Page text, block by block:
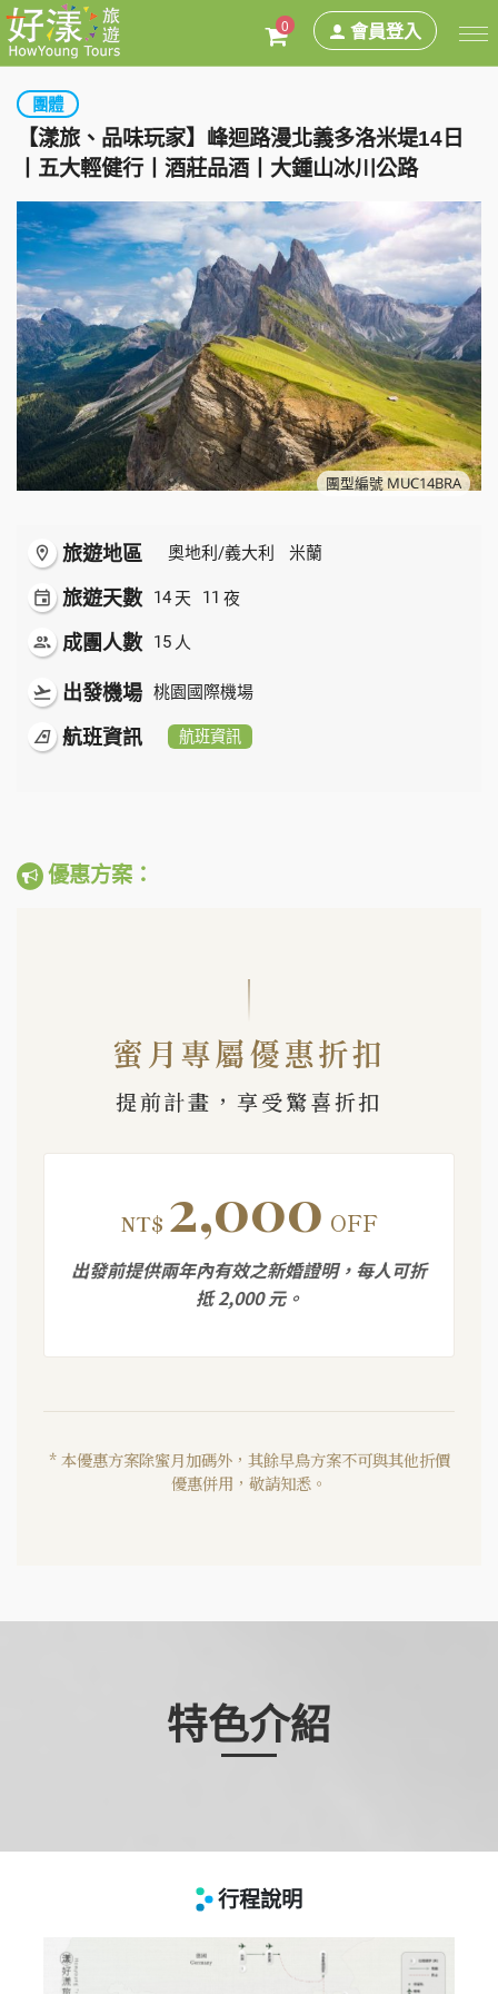
0 會員登入
團體
【漾旅、品味玩家】峰迴路漫北義多洛米堤14日
丨五大輕健行丨酒莊品酒丨大鍾山冰川公路
團型編號 MUC14BRA
room 旅遊地區 奧地利/義大利 米蘭
event 旅遊天數 14 天 11 夜
people 成團人數 15 人
flight_takeoff 出發機場 桃園國際機場
airlines 航班資訊 航班資訊
優惠方案：
蜜月專屬優惠折扣
提前計畫，享受驚喜折扣
NT$ 2,000 OFF
出發前提供兩年內有效之新婚證明，每人可折
抵 2,000 元。
* 本優惠方案除蜜月加碼外，其餘早鳥方案不可與其他折價
優惠併用，敬請知悉。
特色介紹
行程說明